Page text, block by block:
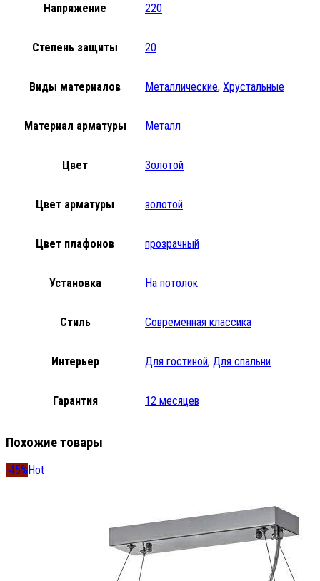
Напряжение 220
Степень защиты 20
Виды материалов Металлические, Хрустальные
Материал арматуры Металл
Цвет Золотой
Цвет арматуры золотой
Цвет плафонов прозрачный
Установка На потолок
Стиль Современная классика
Интерьер Для гостиной, Для спальни
Гарантия 12 месяцев
Похожие товары
-45% Hot